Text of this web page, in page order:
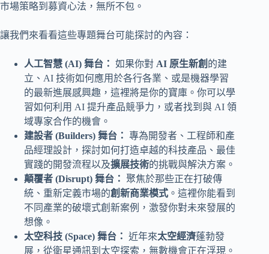
市場策略到募資心法，無所不包。
讓我們來看看這些專題舞台可能探討的內容：
人工智慧 (AI) 舞台： 如果你對 AI 原生新創 的建
立、AI 技術如何應用於各行各業、或是機器學習
的最新進展感興趣，這裡將是你的寶庫。你可以學
習如何利用 AI 提升產品競爭力，或者找到與 AI 領
域專家合作的機會。
建設者 (Builders) 舞台： 專為開發者、工程師和產
品經理設計，探討如何打造卓越的科技產品、最佳
實踐的開發流程以及擴展技術的挑戰與解決方案。
顛覆者 (Disrupt) 舞台： 聚焦於那些正在打破傳
統、重新定義市場的創新商業模式 。這裡你能看到
不同產業的破壞式創新案例，激發你對未來發展的
想像。
太空科技 (Space) 舞台： 近年來太空經濟蓬勃發
展，從衛星通訊到太空探索，無數機會正在浮現。